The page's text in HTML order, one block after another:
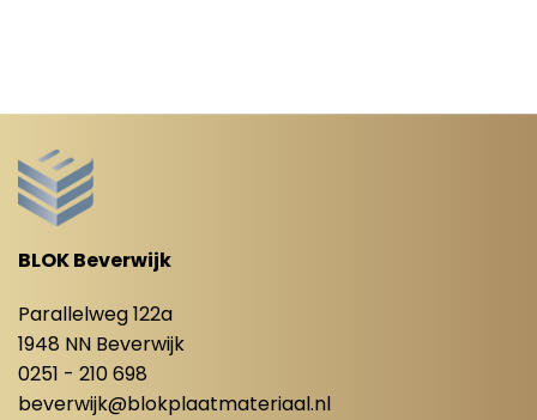
BLOK Beverwijk
Parallelweg 122a
1948 NN Beverwijk
0251 - 210 698
beverwijk@blokplaatmateriaal.nl